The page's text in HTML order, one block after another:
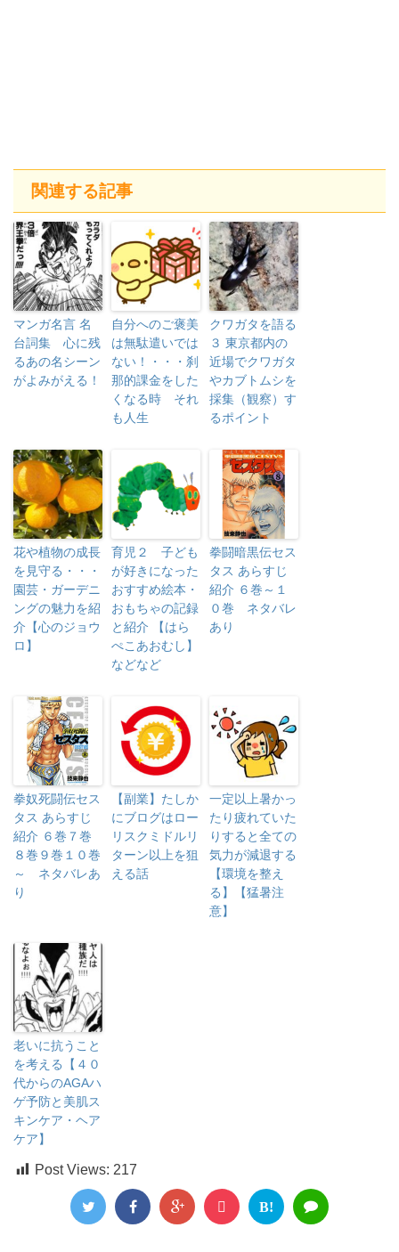
関連する記事
マンガ名言 名
台詞集 心に残
るあの名シーン
がよみがえる！
自分へのご褒美
は無駄遣いでは
ない！・・・刹
那的課金をした
くなる時 それ
も人生
クワガタを語る
３ 東京都内の
近場でクワガタ
やカブトムシを
採集（観察）す
るポイント
花や植物の成長
を見守る・・・
園芸・ガーデニ
ングの魅力を紹
介【心のジョウ
ロ】
育児２ 子ども
が好きになった
おすすめ絵本・
おもちゃの記録
と紹介 【はら
ぺこあおむし】
などなど
拳闘暗黒伝セス
タス あらすじ
紹介 ６巻～１
０巻 ネタバレ
あり
拳奴死闘伝セス
タス あらすじ
紹介 ６巻７巻
８巻９巻１０巻
～ ネタバレあ
り
【副業】たしか
にブログはロー
リスクミドルリ
ターン以上を狙
える話
一定以上暑かっ
たり疲れていた
りすると全ての
気力が減退する
【環境を整え
る】【猛暑注
意】
老いに抗うこと
を考える【４０
代からのAGAハ
ゲ予防と美肌ス
キンケア・ヘア
ケア】
Post Views: 217
B!